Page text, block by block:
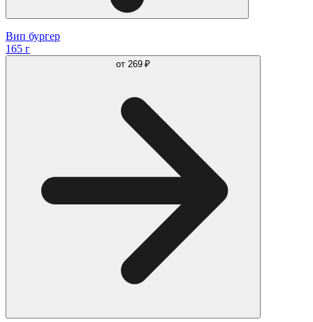
Вип бургер
165 г
от 269 ₽